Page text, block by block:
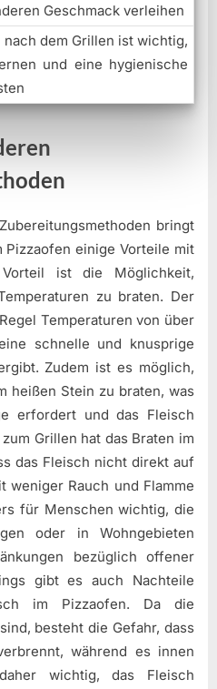
Geschmack verleihen
dem Grillen ist wichtig,
und eine hygienische
bringt
Pizzaofen einige Vorteile mit
ist die Möglichkeit,
zu braten. Der
Temperaturen von über
schnelle und knusprige
Zudem ist es möglich,
heißen Stein zu braten, was
erfordert und das Fleisch
Grillen hat das Braten im
das Fleisch nicht direkt auf
weniger Rauch und Flamme
für Menschen wichtig, die
oder in Wohngebieten
bezüglich offener
gibt es auch Nachteile
im Pizzaofen. Da die
besteht die Gefahr, dass
während es innen
wichtig, das Fleisch